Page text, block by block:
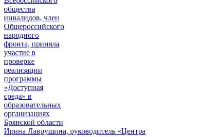
Ирина Лаврушина, руководитель «Центра